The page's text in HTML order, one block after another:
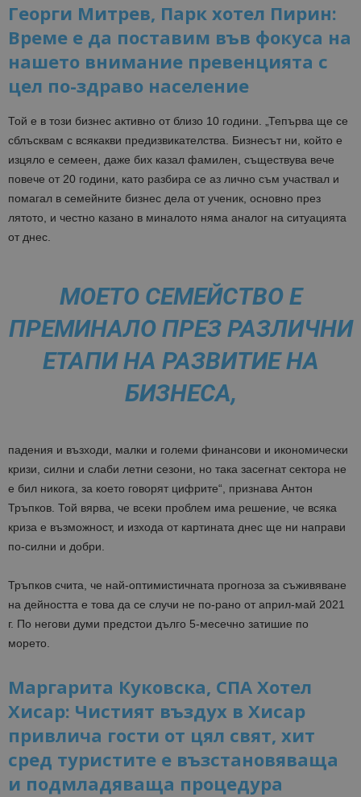
Георги Митрев, Парк хотел Пирин:
Време е да поставим във фокуса на
нашето внимание превенцията с
цел по-здраво нaселение
Той е в този бизнес активно от близо 10 години. „Тепърва ще се
сблъсквам с всякакви предизвикателства. Бизнесът ни, който е
изцяло е семеен, даже бих казал фамилен, съществува вече
повече от 20 години, като разбира се аз лично съм участвал и
помагал в семейните бизнес дела от ученик, основно през
лятото, и честно казано в миналото няма аналог на ситуацията
от днес.
МОЕТО СЕМЕЙСТВО Е
ПРЕМИНАЛО ПРЕЗ РАЗЛИЧНИ
ЕТАПИ НА РАЗВИТИЕ НА
БИЗНЕСА,
падения и възходи, малки и големи финансови и икономически
кризи, силни и слаби летни сезони, но така засегнат сектора не
е бил никога, за което говорят цифрите“, признава Антон
Тръпков. Той вярва, че всеки проблем има решение, че всяка
криза е възможност, и изхода от картината днес ще ни направи
по-силни и добри.
Тръпков счита, че най-оптимистичната прогноза за съживяване
на дейността е това да се случи не по-рано от април-май 2021
г. По негови думи предстои дълго 5-месечно затишие по
морето.
Маргарита Куковска, СПА Хотел
Хисар: Чистият въздух в Хисар
привлича гости от цял свят, хит
сред туристите е възстановяваща
и подмладяваща процедура